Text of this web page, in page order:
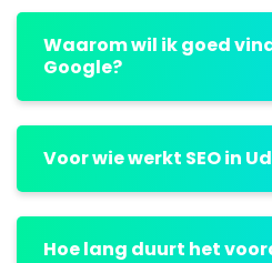
Waarom wil ik goed
Google?
Voor wie werkt SEO in
Hoe lang duurt het